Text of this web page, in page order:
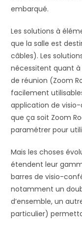
embarqué.
Les solutions à
que la salle est
câbles). Les
nécessitent quant à
de réunion (Zoom
facilement
application de
que ça soit Zoom
paramétrer pour
Mais les choses
étendent leur
barres de visio-
notamment un
d’ensemble, un
particulier)